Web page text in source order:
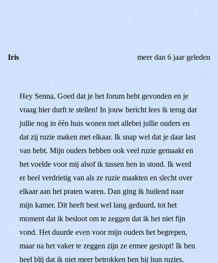
Iris meer dan 6 jaar geleden
Hey Senna, Goed dat je het forum hebt gevonden en je
vraag hier durft te stellen! In jouw bericht lees ik terug dat
jullie nog in één huis wonen met allebei jullie ouders en
dat zij ruzie maken met elkaar. Ik snap wel dat je daar last
van hebt. Mijn ouders hebben ook veel ruzie gemaakt en
het voelde voor mij alsof ik tussen hen in stond. Ik werd
er heel verdrietig van als ze ruzie maakten en slecht over
elkaar aan het praten waren. Dan ging ik huilend naar
mijn kamer. Dit heeft best wel lang geduurd, tot het
moment dat ik besloot om te zeggen dat ik het niet fijn
vond. Het duurde even voor mijn ouders het begrepen,
maar na het vaker te zeggen zijn ze ermee gestopt! Ik ben
heel blij dat ik niet meer betrokken ben bij hun ruzies.